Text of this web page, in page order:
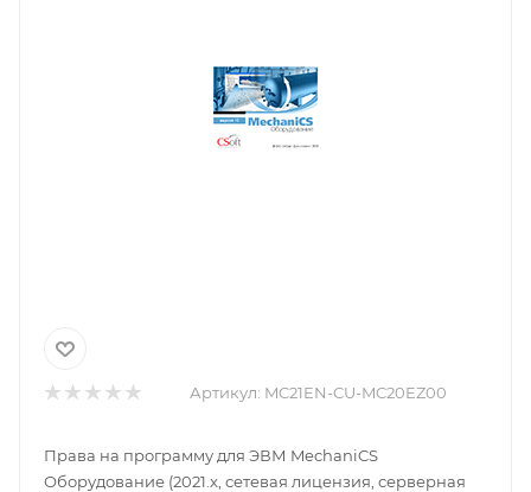
Артикул: MC21EN-CU-MC20EZ00
Права на программу для ЭВМ MechaniCS
Оборудование (2021.x, сетевая лицензия, серверная